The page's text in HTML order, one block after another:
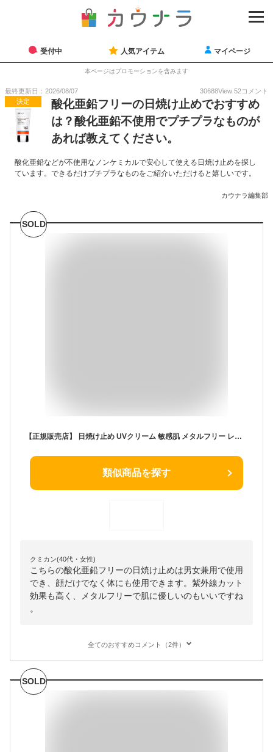
受付中 人気アイテム マイページ
本ページはプロモーションを含みます
最終更新日：2026/08/07 30688View 52コメント
決定
酸化亜鉛フリーの日焼け止めでおすすめ
は？酸化亜鉛不使用でプチプラなものが
あれば教えてください。
酸化亜鉛などが不使用なノンケミカルで安心して使える日焼け止めを探し
ています。できるだけプチプラなものをご紹介いただけると嬉しいです。
カウナラ編集部
SOLD
【正規販売店】 日焼け止め UVクリーム 敏感肌 メタルフリー レディース メンズ 男女兼用 化粧下地 UVケア 顔 からだ 白浮き SPF50 PA＋＋＋＋ 紫外線 バリア スキンケア クレンジング不要 酸化亜鉛フリー 子供 コンパクト スポーツ ギフト ポイント消化
類似商品を探す
クミカン(40代・女性)
こちらの酸化亜鉛フリーの日焼け止めは男女兼用で使用
でき、顔だけでなく体にも使用できます。紫外線カット
効果も高く、メタルフリーで肌に優しいのもいいですね
。
全てのおすすめコメント（2件）
SOLD